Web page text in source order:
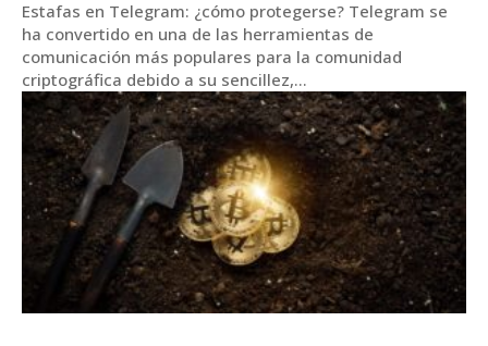
Estafas en Telegram: ¿cómo protegerse? Telegram se
ha convertido en una de las herramientas de
comunicación más populares para la comunidad
criptográfica debido a su sencillez,...